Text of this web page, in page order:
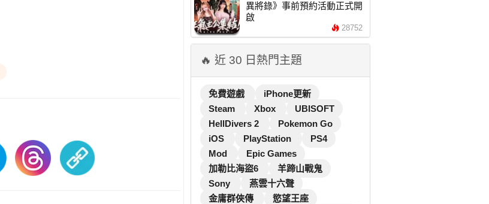
異將錄》事前預約活動正式開
啟
28752
🔥 近 30 日熱門主題
免費遊戲
iPhone更新
Steam
Xbox
UBISOFT
HellDivers 2
Pokemon Go
iOS
PlayStation
PS4
Mod
Epic Games
加勒比海盜6
羊蹄山戰鬼
Sony
燕雲十六聲
金庸群俠傳
慾望王座